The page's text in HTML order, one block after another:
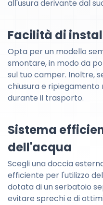
all'usura derivante dal
Facilità di
Opta per un modello
smontare, in modo da
sul tuo camper. Inoltre,
chiusura e ripiegamento
durante il trasporto.
Sistema
dell'acqua
Scegli una doccia
efficiente per l'utilizzo
dotata di un serbatoio
evitare sprechi e di